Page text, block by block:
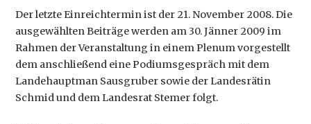
Der letzte Einreichtermin ist der 21. November 2008. Die
ausgewählten Beiträge werden am 30. Jänner 2009 im
Rahmen der Veranstaltung in einem Plenum vorgestellt
dem anschließend eine Podiumsgespräch mit dem
Landehauptman Sausgruber sowie der Landesrätin
Schmid und dem Landesrat Stemer folgt.